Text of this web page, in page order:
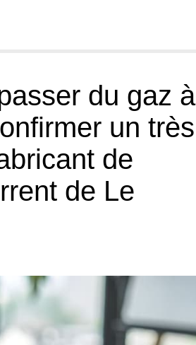
du gaz à
un très
de
de Le